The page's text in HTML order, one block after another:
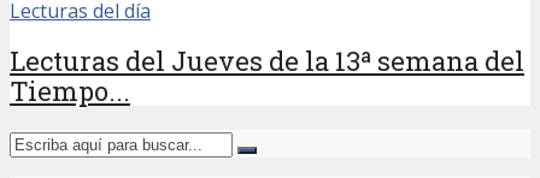
Lecturas del día
Lecturas del Jueves de la 13ª semana del
Tiempo...